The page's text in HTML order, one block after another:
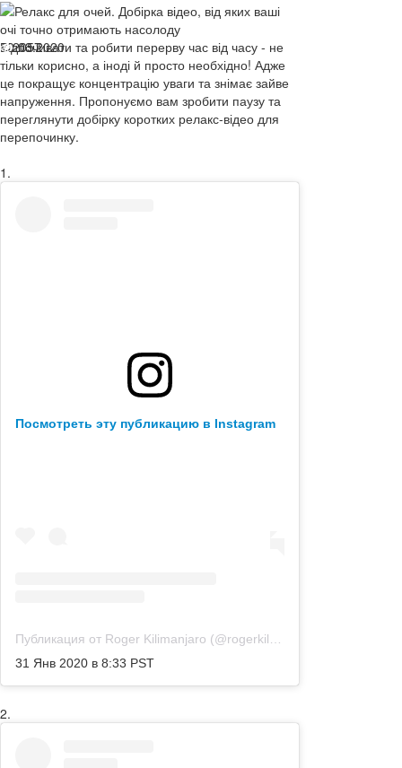
10.03.2020
2057
Відпочивати та робити перерву час від часу - не
тільки корисно, а іноді й просто необхідно! Адже
це покращує концентрацію уваги та знімає зайве
напруження. Пропонуємо вам зробити паузу та
переглянути добірку коротких релакс-відео для
перепочинку.
1.
Посмотреть эту публикацию в Instagram
31 Янв 2020 в 8:33 PST
2.